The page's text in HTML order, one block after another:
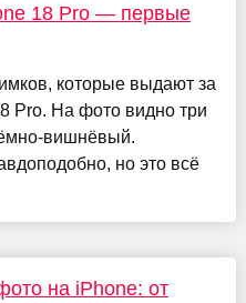
18 Pro — первые
которые выдают за
Pro. На фото видно три
вишнёвый.
но это всё
на iPhone: от